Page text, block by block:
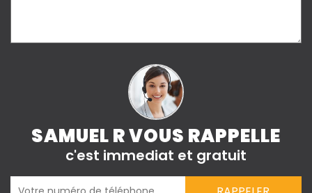
SAMUEL R VOUS RAPPELLE
c'est immediat et gratuit